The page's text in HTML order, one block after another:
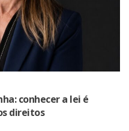
conhecer a lei é
direitos